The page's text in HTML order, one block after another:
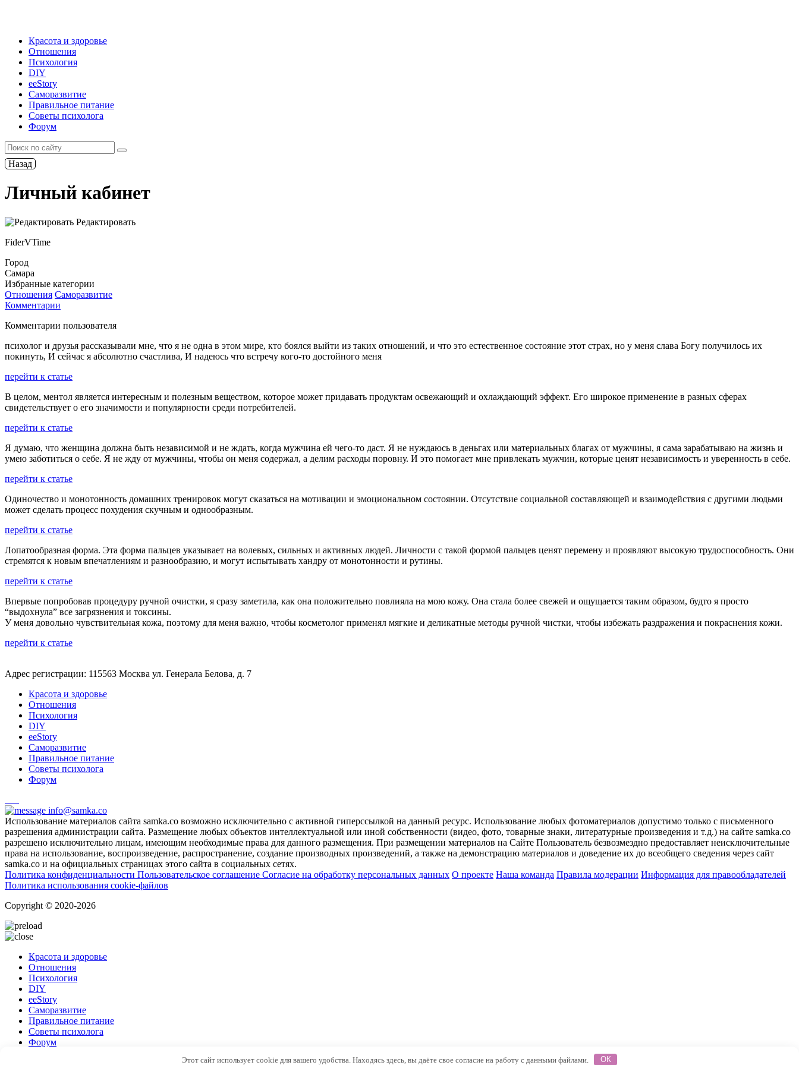
Красота и здоровье
Отношения
Психология
DIY
ееStory
Саморазвитие
Правильное питание
Советы психолога
Форум
Назад
Личный кабинет
Редактировать
FiderVTime
Город
Самара
Избранные категории
Отношения Саморазвитие
Комментарии
Комментарии пользователя
психолог и друзья рассказывали мне, что я не одна в этом мире, кто боялся выйти из таких отношений, и что это естественное состояние этот страх, но у меня слава Богу получилось их
покинуть, И сейчас я абсолютно счастлива, И надеюсь что встречу кого-то достойного меня
перейти к статье
В целом, ментол является интересным и полезным веществом, которое может придавать продуктам освежающий и охлаждающий эффект. Его широкое применение в разных сферах
свидетельствует о его значимости и популярности среди потребителей.
перейти к статье
Я думаю, что женщина должна быть независимой и не ждать, когда мужчина ей чего-то даст. Я не нуждаюсь в деньгах или материальных благах от мужчины, я сама зарабатываю на жизнь и
умею заботиться о себе. Я не жду от мужчины, чтобы он меня содержал, а делим расходы поровну. И это помогает мне привлекать мужчин, которые ценят независимость и уверенность в себе.
перейти к статье
Одиночество и монотонность домашних тренировок могут сказаться на мотивации и эмоциональном состоянии. Отсутствие социальной составляющей и взаимодействия с другими людьми
может сделать процесс похудения скучным и однообразным.
перейти к статье
Лопатообразная форма. Эта форма пальцев указывает на волевых, сильных и активных людей. Личности с такой формой пальцев ценят перемену и проявляют высокую трудоспособность. Они
стремятся к новым впечатлениям и разнообразию, и могут испытывать хандру от монотонности и рутины.
перейти к статье
Впервые попробовав процедуру ручной очистки, я сразу заметила, как она положительно повлияла на мою кожу. Она стала более свежей и ощущается таким образом, будто я просто
“выдохнула” все загрязнения и токсины.
У меня довольно чувствительная кожа, поэтому для меня важно, чтобы косметолог применял мягкие и деликатные методы ручной чистки, чтобы избежать раздражения и покраснения кожи.
перейти к статье
Адрес регистрации: 115563 Москва ул. Генерала Белова, д. 7
Красота и здоровье
Отношения
Психология
DIY
ееStory
Саморазвитие
Правильное питание
Советы психолога
Форум
info@samka.co
Использование материалов сайта samka.co возможно исключительно с активной гиперссылкой на данный ресурс. Использование любых фотоматериалов допустимо только с письменного
разрешения администрации сайта. Размещение любых объектов интеллектуальной или иной собственности (видео, фото, товарные знаки, литературные произведения и т.д.) на сайте samka.co
разрешено исключительно лицам, имеющим необходимые права для данного размещения. При размещении материалов на Сайте Пользователь безвозмездно предоставляет неисключительные
права на использование, воспроизведение, распространение, создание производных произведений, а также на демонстрацию материалов и доведение их до всеобщего сведения через сайт
samka.co и на официальных страницах этого сайта в социальных сетях.
Политика конфиденциальности Пользовательское соглашение Согласие на обработку персональных данных О проекте Наша команда Правила модерации Информация для правообладателей
Политика использования cookie-файлов
Copyright © 2020-2026
Красота и здоровье
Отношения
Психология
DIY
ееStory
Саморазвитие
Правильное питание
Советы психолога
Форум
Этот сайт использует cookie для вашего удобства. Находясь здесь, вы даёте свое согласие на работу с данными файлами. ОК